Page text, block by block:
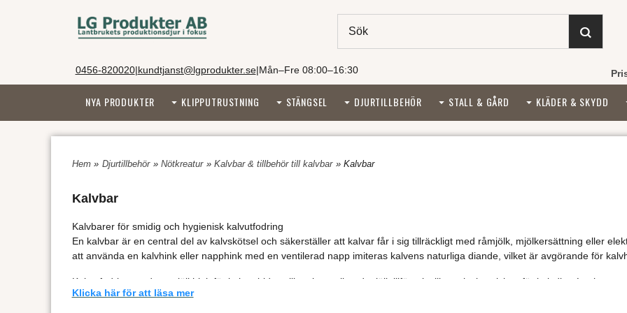
0456-820020|kundtjanst@lgprodukter.se|Mån–Fre 08:00–16:30
NYA PRODUKTER KLIPPUTRUSTNING STÄNGSEL DJURTILLBEHÖR STALL & GÅRD KLÄDER & SKYDD
Hem» Djurtillbehör » Nötkreatur » Kalvbar & tillbehör till kalvbar » Kalvbar
Kalvbar
Kalvbarer för smidig och hygienisk kalvutfodring
En kalvbar är en central del av kalvskötsel och säkerställer att kalvar får i sig tillräckligt med råmjölk, mjölkersättning eller
att använda en kalvhink eller napphink med en ventilerad napp imiteras kalvens naturliga diande, vilket är avgörande för
Kalvutfodring med en mjölkhink för kalvar bidrar till en kontrollerad mjölktillförsel, vilket minskar risken för kalvdiarré och
praktisk lösning finns FixClip-ventiler, som gör rengöring snabbare och mer hygienisk.
Klicka här för att läsa mer